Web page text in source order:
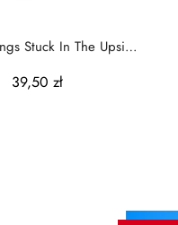
Stuck In The Upside
39,50 zł